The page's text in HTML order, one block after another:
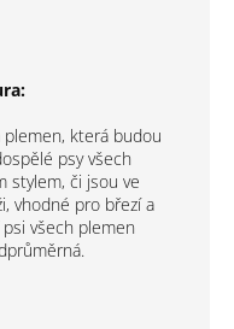
která budou
psy všech
stylem, či jsou ve
vhodné pro březí a
všech plemen